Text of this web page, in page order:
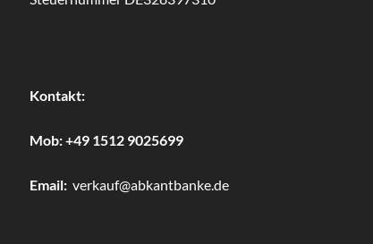
Kontakt:
Mob:+49 1512 9025699
Email: verkauf@abkantbanke.de